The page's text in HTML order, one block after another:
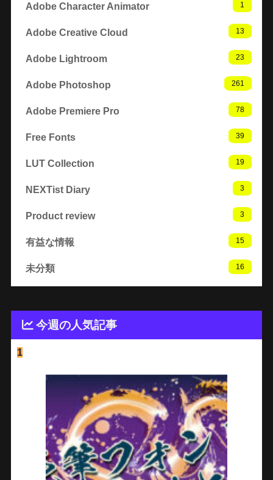
Adobe Character Animator 1
Adobe Creative Cloud 13
Adobe Lightroom 23
Adobe Photoshop 261
Adobe Premiere Pro 78
Free Fonts 39
LUT Collection 19
NEXTist Diary 3
Product review 3
有益な情報 15
未分類 16
今週の人気記事
1